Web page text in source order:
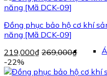
Đồng phục bảo hộ cơ khí
năng [Mã DCK-09]
219,000₫ 269,000₫
-22%